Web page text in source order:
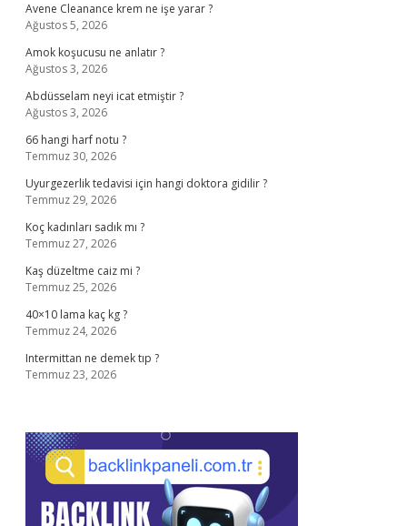
Avene Cleanance krem ne işe yarar ?
Ağustos 5, 2026
Amok koşucusu ne anlatır ?
Ağustos 3, 2026
Abdüsselam neyi icat etmiştir ?
Ağustos 3, 2026
66 hangi harf notu ?
Temmuz 30, 2026
Uyurgezerlik tedavisi için hangi doktora gidilir ?
Temmuz 29, 2026
Koç kadınları sadık mı ?
Temmuz 27, 2026
Kaş düzeltme caiz mi ?
Temmuz 25, 2026
40×10 lama kaç kg ?
Temmuz 24, 2026
Intermittan ne demek tıp ?
Temmuz 23, 2026